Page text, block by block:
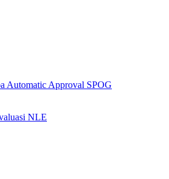
Automatic Approval SPOG
NLE